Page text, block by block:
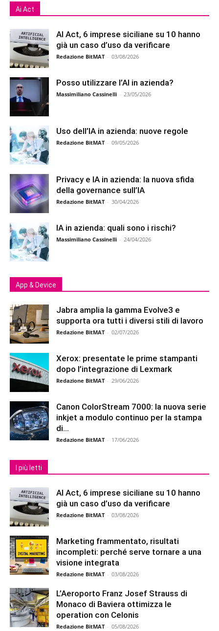
Ai Act
AI Act, 6 imprese siciliane su 10 hanno
già un caso d’uso da verificare
Redazione BitMAT - 03/08/2026
Posso utilizzare l’AI in azienda?
Massimiliano Cassinelli - 23/05/2026
Uso dell’IA in azienda: nuove regole
Redazione BitMAT - 09/05/2026
Privacy e IA in azienda: la nuova sfida
della governance sull’IA
Redazione BitMAT - 30/04/2026
IA in azienda: quali sono i rischi?
Massimiliano Cassinelli - 24/04/2026
App & Device
Jabra amplia la gamma Evolve3 e
supporta ora tutti i diversi stili di lavoro
Redazione BitMAT - 02/07/2026
Xerox: presentate le prime stampanti
dopo l’integrazione di Lexmark
Redazione BitMAT - 29/06/2026
Canon ColorStream 7000: la nuova serie
inkjet a modulo continuo per la stampa
di...
Redazione BitMAT - 17/06/2026
I più letti
AI Act, 6 imprese siciliane su 10 hanno
già un caso d’uso da verificare
Redazione BitMAT - 03/08/2026
Marketing frammentato, risultati
incompleti: perché serve tornare a una
visione integrata
Redazione BitMAT - 03/08/2026
L’Aeroporto Franz Josef Strauss di
Monaco di Baviera ottimizza le
operation con Celonis
Redazione BitMAT - 05/08/2026